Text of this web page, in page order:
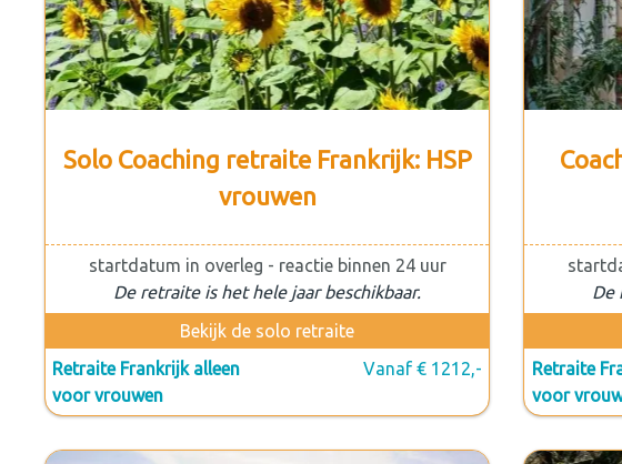
Solo Coaching retraite Frankrijk: HSP
vrouwen
startdatum in overleg - reactie binnen 24 uur
De retraite is het hele jaar beschikbaar.
Bekijk de solo retraite
Retraite Frankrijk alleen
voor vrouwen
Vanaf € 1212,-
De
Retraite
voor